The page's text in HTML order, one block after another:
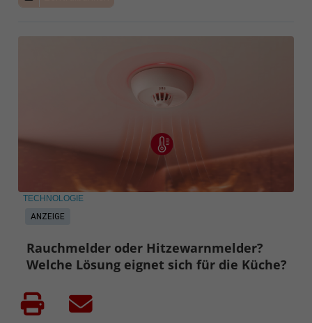
ANZEIGE
TECHNOLOGIE
Rauchmelder oder Hitzewarnmelder?
Welche Lösung eignet sich für die Küche?